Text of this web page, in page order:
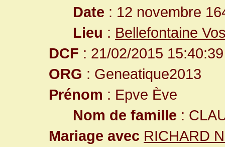
Date : 12 novembre
Lieu : Bellefontaine
DCF : 21/02/2015 15:40:39
ORG : Geneatique2013
Prénom : Epve Ève
Nom de famille :
Mariage avec RICHARD